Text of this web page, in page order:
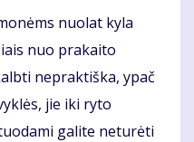
nuolat kyla
nuo prakaito
nepraktiška, ypač
jie iki ryto
galite neturėti